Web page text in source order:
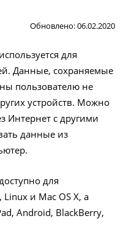
Обновлено: 06.02.2020
для
Данные, сохраняемые
пользователю не
устройств. Можно
Интернет с другими
данные из
для
и Mac OS X, а
Android, BlackBerry,